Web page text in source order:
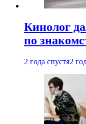
Кинолог
по
2 года спустя2